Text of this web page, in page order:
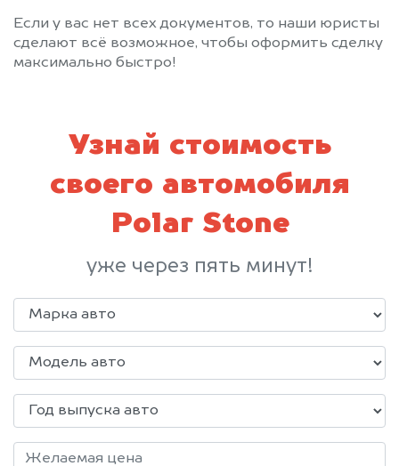
Если у вас нет всех документов, то наши юристы
сделают всё возможное, чтобы оформить сделку
максимально быстро!
Узнай стоимость
своего автомобиля
Polar Stone
уже через пять минут!